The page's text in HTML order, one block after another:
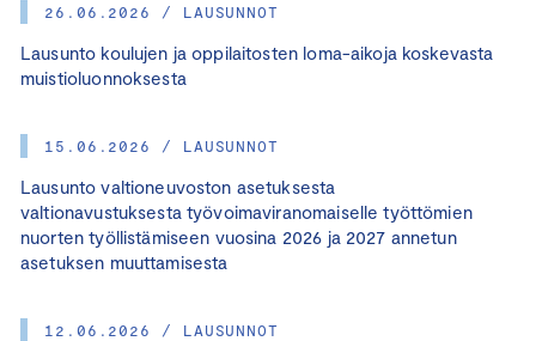
26.06.2026 / LAUSUNNOT
Lausunto koulujen ja oppilaitosten loma-aikoja koskevasta
muistioluonnoksesta
15.06.2026 / LAUSUNNOT
Lausunto valtioneuvoston asetuksesta
valtionavustuksesta työvoimaviranomaiselle työttömien
nuorten työllistämiseen vuosina 2026 ja 2027 annetun
asetuksen muuttamisesta
12.06.2026 / LAUSUNNOT